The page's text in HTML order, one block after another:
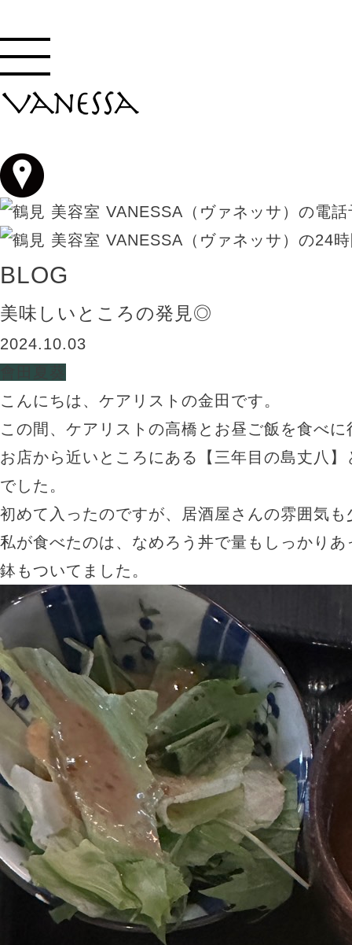
BLOG
美味しいところの発見◎
2024.10.03
こんにちは、ケアリストの金田です。
この間、ケアリストの高橋とお昼ご飯を食べに
お店から近いところにある【三年目の島丈八
でした。
初めて入ったのですが、居酒屋さんの雰囲気
私が食べたのは、なめろう丼で量もしっかり
鉢もついてました。